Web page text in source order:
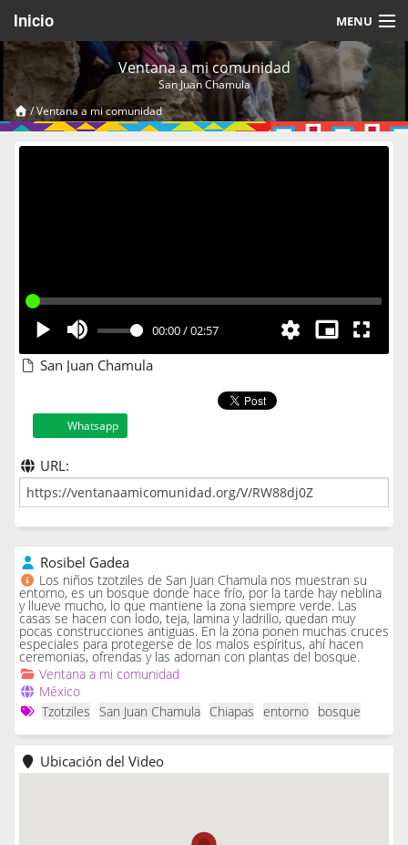
Inicio MENU
Acerca de
Videos Temáticos
Cerrar Sesión
Ventana a mi comunidad
San Juan Chamula
/Ventana a mi comunidad
00:00/02:57
San Juan Chamula
Whatsapp
URL:
Rosibel Gadea
Los niños tzotziles de San Juan Chamula nos muestran su
entorno, es un bosque donde hace frío, por la tarde hay neblina
y llueve mucho, lo que mantiene la zona siempre verde. Las
casas se hacen con lodo, teja, lamina y ladrillo, quedan muy
pocas construcciones antiguas. En la zona ponen muchas cruces
especiales para protegerse de los malos espíritus, ahí hacen
ceremonias, ofrendas y las adornan con plantas del bosque.
Ventana a mi comunidad
México
Tzotziles
San Juan Chamula Chiapas entorno bosque
Ubicación del Video